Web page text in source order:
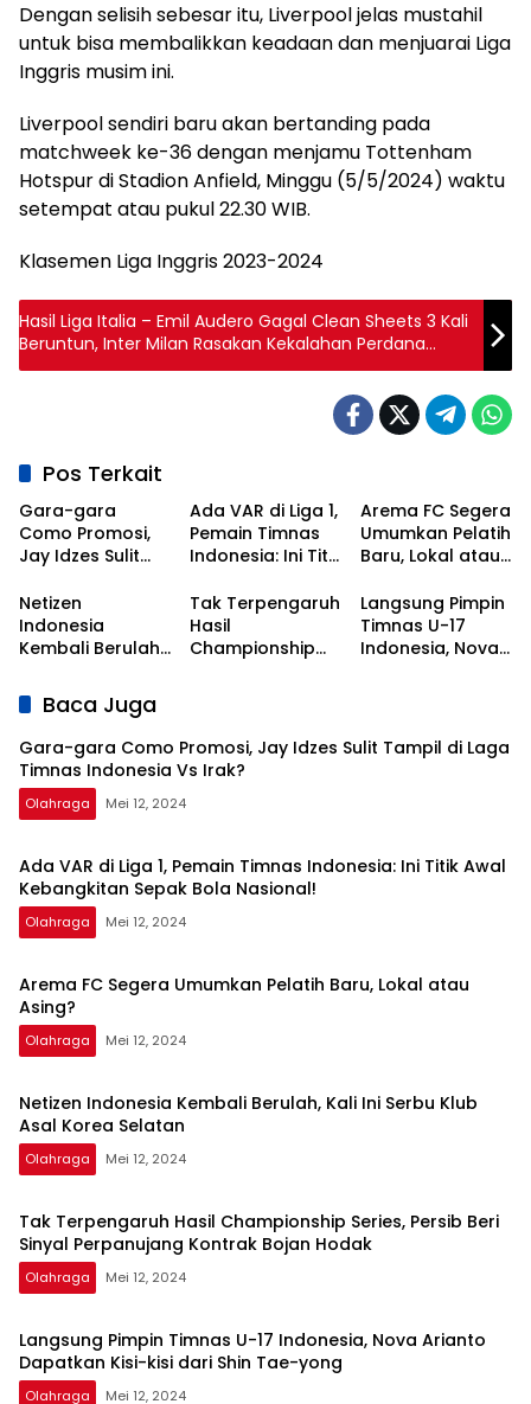
Dengan selisih sebesar itu, Liverpool jelas mustahil
untuk bisa membalikkan keadaan dan menjuarai Liga
Inggris musim ini.
Liverpool sendiri baru akan bertanding pada
matchweek ke-36 dengan menjamu Tottenham
Hotspur di Stadion Anfield, Minggu (5/5/2024) waktu
setempat atau pukul 22.30 WIB.
Klasemen Liga Inggris 2023-2024
Hasil Liga Italia – Emil Audero Gagal Clean Sheets 3 Kali
Beruntun, Inter Milan Rasakan Kekalahan Perdana
sebagai Juara
Pos Terkait
Gara-gara
Como Promosi,
Jay Idzes Sulit
Timnas
Indonesia Vs
Irak?
Ada VAR di Liga 1,
Pemain Timnas
Indonesia: Ini Titik
Kebangkitan
Sepak Bola
Nasional!
Arema FC Segera
Umumkan Pelatih
Baru, Lokal atau
Netizen
Indonesia
Kembali Berulah,
Asal Korea
Selatan
Tak Terpengaruh
Hasil
Championship
Kontrak Bojan
Hodak
Langsung Pimpin
Timnas U-17
Indonesia, Nova
yong
Baca Juga
Gara-gara Como Promosi, Jay Idzes Sulit Tampil di Laga
Timnas Indonesia Vs Irak?
Olahraga Mei 12, 2024
Ada VAR di Liga 1, Pemain Timnas Indonesia: Ini Titik Awal
Kebangkitan Sepak Bola Nasional!
Olahraga Mei 12, 2024
Arema FC Segera Umumkan Pelatih Baru, Lokal atau
Asing?
Olahraga Mei 12, 2024
Netizen Indonesia Kembali Berulah, Kali Ini Serbu Klub
Asal Korea Selatan
Olahraga Mei 12, 2024
Tak Terpengaruh Hasil Championship Series, Persib Beri
Sinyal Perpanujang Kontrak Bojan Hodak
Olahraga Mei 12, 2024
Langsung Pimpin Timnas U-17 Indonesia, Nova Arianto
Dapatkan Kisi-kisi dari Shin Tae-yong
Olahraga Mei 12, 2024